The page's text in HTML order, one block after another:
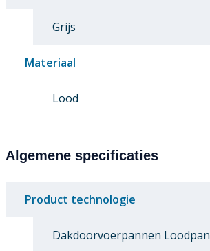
Grijs
Materiaal
Lood
Algemene specificaties
Product technologie
Dakdoorvoerpannen Loodpan